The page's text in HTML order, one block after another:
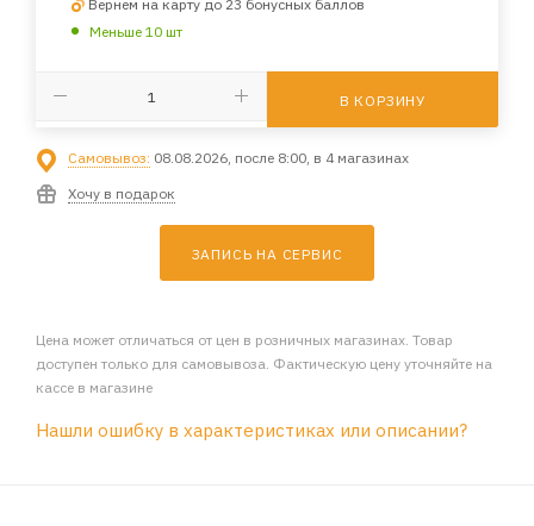
Вернем на карту до 23 бонусных баллов
Меньше 10 шт
В КОРЗИНУ
Самовывоз: 08.08.2026, после 8:00, в 4 магазинах
Хочу в подарок
ЗАПИСЬ НА СЕРВИС
Цена может отличаться от цен в розничных магазинах. Товар
доступен только для самовывоза. Фактическую цену уточняйте на
кассе в магазине
Нашли ошибку в характеристиках или описании?